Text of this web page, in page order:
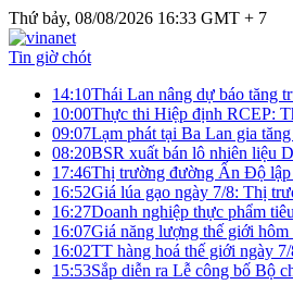
Thứ bảy, 08/08/2026 16:33 GMT + 7
Tin giờ chót
14:10Thái Lan nâng dự báo tăng
10:00Thực thi Hiệp định RCEP:
09:07Lạm phát tại Ba Lan gia
08:20BSR xuất bán lô nhiên liệu
17:46Thị trường đường Ấn Độ lập
16:52Giá lúa gạo ngày 7/8: Thị
16:27Doanh nghiệp thực phẩm
16:07Giá năng lượng thế giới
16:02TT hàng hoá thế giới ngày
15:53Sắp diễn ra Lễ công bố Bộ